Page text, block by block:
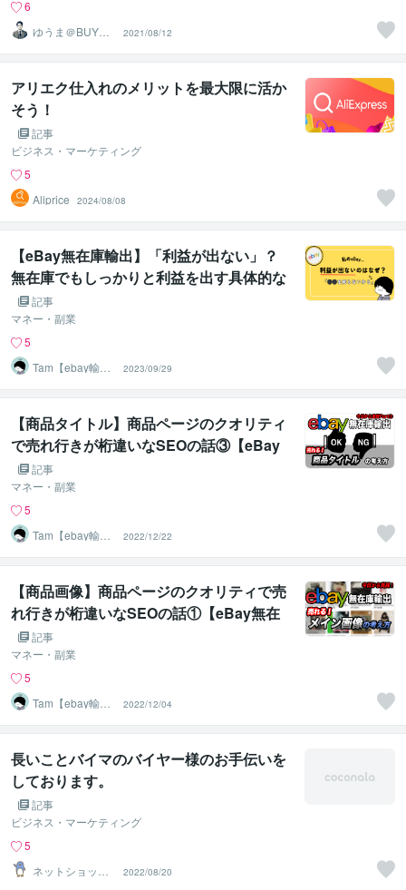
6
ゆうま＠BUYMA
物販支援
2021/08/12
アリエク仕入れのメリットを最大限に活か
そう！
記事
ビジネス・マーケティング
5
Aliprice
2024/08/08
【eBay無在庫輸出】「利益が出ない」？
無在庫でもしっかりと利益を出す具体的な
ストア構築の方法【2025最新】
記事
マネー・副業
5
Tam【ebay輸出
コンサルタン
ト】
2023/09/29
【商品タイトル】商品ページのクオリティ
で売れ行きが桁違いなSEOの話③【eBay
無在庫輸出】
記事
マネー・副業
5
Tam【ebay輸出
コンサルタン
ト】
2022/12/22
【商品画像】商品ページのクオリティで売
れ行きが桁違いなSEOの話①【eBay無在
庫輸出】
記事
マネー・副業
5
Tam【ebay輸出
コンサルタン
ト】
2022/12/04
長いことバイマのバイヤー様のお手伝いを
しております。
記事
ビジネス・マーケティング
5
ネットショップ
エンジニア
2022/08/20